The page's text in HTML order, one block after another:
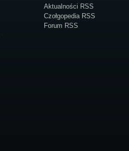
Aktualności RSS
Czołgopedia RSS
Forum RSS